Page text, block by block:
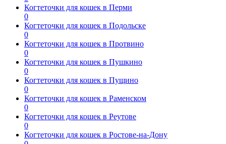
Когтеточки для кошек в Перми
0
Когтеточки для кошек в Подольске
0
Когтеточки для кошек в Протвино
0
Когтеточки для кошек в Пушкино
0
Когтеточки для кошек в Пущино
0
Когтеточки для кошек в Раменском
0
Когтеточки для кошек в Реутове
0
Когтеточки для кошек в Ростове-на-Дону